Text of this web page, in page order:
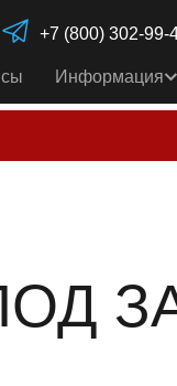
+7 (800) 302-99-
Информация